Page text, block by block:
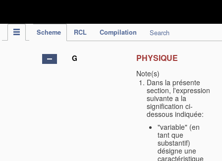
Scheme RCL Compilation Search
G PHYSIQUE
Note(s)
Dans la présente
section, l'expression
suivante a la
signification ci-
dessous indiquée:
"variable" (en
tant que
substantif)
désigne une
caractéristique